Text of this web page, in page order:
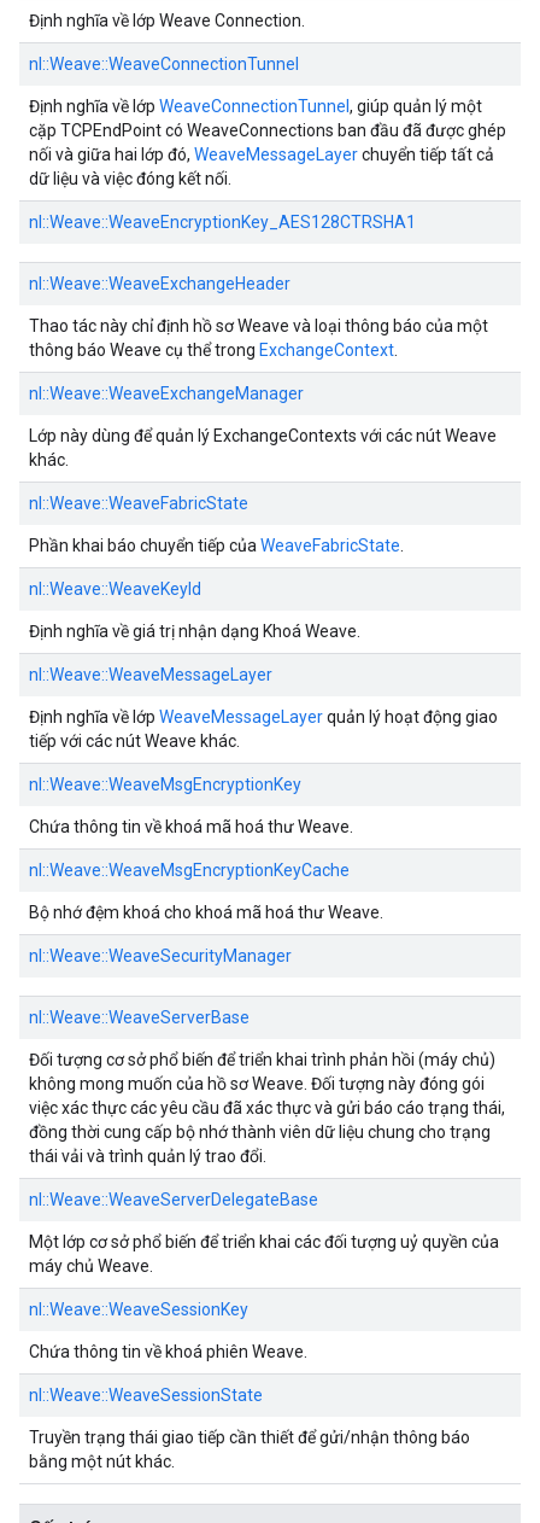
Định nghĩa về lớp Weave Connection.
nl::Weave::WeaveConnectionTunnel
Định nghĩa về lớp WeaveConnectionTunnel , giúp quản lý một
cặp TCPEndPoint có WeaveConnections ban đầu đã được ghép
nối và giữa hai lớp đó, WeaveMessageLayerchuyển tiếp tất cả
dữ liệu và việc đóng kết nối.
nl::Weave::WeaveEncryptionKey_AES128CTRSHA1
nl::Weave::WeaveExchangeHeader
Thao tác này chỉ định hồ sơ Weave và loại thông báo của một
thông báo Weave cụ thể trong ExchangeContext
nl::Weave::WeaveExchangeManager
Lớp này dùng để quản lý ExchangeContexts với các nút Weave
khác.
nl::Weave::WeaveFabricState
Phần khai báo chuyển tiếp của WeaveFabricState
nl::Weave::WeaveKeyId
Định nghĩa về giá trị nhận dạng Khoá Weave.
nl::Weave::WeaveMessageLayer
Định nghĩa về lớp WeaveMessageLayerquản lý hoạt động giao
tiếp với các nút Weave khác.
nl::Weave::WeaveMsgEncryptionKey
Chứa thông tin về khoá mã hoá thư Weave.
nl::Weave::WeaveMsgEncryptionKeyCache
Bộ nhớ đệm khoá cho khoá mã hoá thư Weave.
nl::Weave::WeaveSecurityManager
nl::Weave::WeaveServerBase
Đối tượng cơ sở phổ biến để triển khai trình phản hồi (máy chủ)
không mong muốn của hồ sơ Weave. Đối tượng này đóng gói
việc xác thực các yêu cầu đã xác thực và gửi báo cáo trạng thái,
đồng thời cung cấp bộ nhớ thành viên dữ liệu chung cho trạng
thái vải và trình quản lý trao đổi.
nl::Weave::WeaveServerDelegateBase
Một lớp cơ sở phổ biến để triển khai các đối tượng uỷ quyền của
máy chủ Weave.
nl::Weave::WeaveSessionKey
Chứa thông tin về khoá phiên Weave.
nl::Weave::WeaveSessionState
Truyền trạng thái giao tiếp cần thiết để gửi/nhận thông báo
bằng một nút khác.